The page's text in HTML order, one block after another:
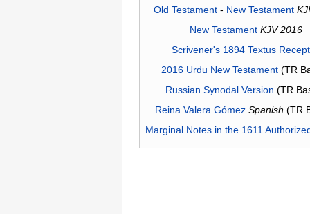
Old Testament- New Testament
New Testament KJV 2016
Scrivener's 1894 Textus
2016 Urdu New Testament(TR
Russian Synodal Version (TR
Reina Valera Gómez Spanish (TR
Marginal Notes in the 1611